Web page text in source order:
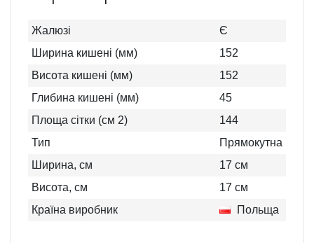
Жалюзі
Є
Ширина кишені (мм)
152
Висота кишені (мм)
152
Глибина кишені (мм)
45
Площа сітки (см 2)
144
Тип
Прямокутна
Ширина, см
17 см
Висота, см
17 см
Країна виробник
Польща